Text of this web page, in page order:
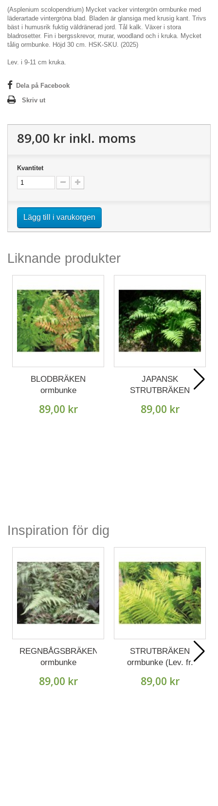
(Asplenium scolopendrium) Mycket vacker vintergrön ormbunke med
läderartade vintergröna blad. Bladen är glansiga med krusig kant. Trivs
bäst i humusrik fuktig väldränerad jord. Tål kalk. Växer i stora
bladrosetter. Fin i bergsskrevor, murar, woodland och i kruka. Mycket
tålig ormbunke. Höjd 30 cm. HSK-SKU. (2025)
Lev. i 9-11 cm kruka.
Dela på Facebook
Skriv ut
89,00 kr inkl. moms
Kvantitet
Lägg till i varukorgen
Liknande produkter
BLODBRÄKEN
ormbunke
89,00 kr
JAPANSK
STRUTBRÄKEN
89,00 kr
Inspiration för dig
REGNBÅGSBRÄKEN
ormbunke
89,00 kr
STRUTBRÄKEN
ormbunke (Lev. fr.
89,00 kr